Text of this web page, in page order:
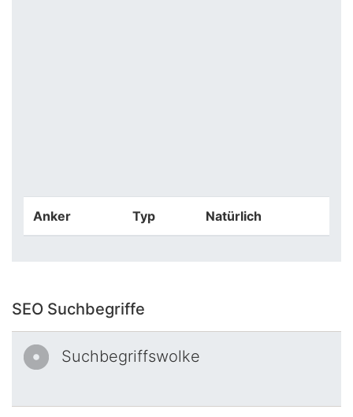
Anker Typ Natürlich
SEO Suchbegriffe
Suchbegriffswolke